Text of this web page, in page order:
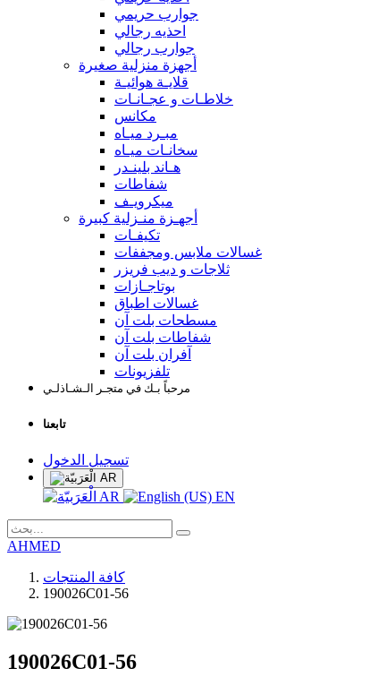
جوارب حريمي
احذيه رجالي
جوارب رجالي
أجهزة منزلية صغيرة
قلايـة هوائيـة
خلاطـات و عجـانـات
مكانس
مبـرد ميـاه
سخانـات ميـاه
هـاند بلينـدر
شفاطات
ميكرويـف
أجهـزة منـزلية كبيرة
تكيفـات
غسالات ملابس ومجففات
ثلاجات و ديب فريزر
بوتاجـازات
غسالات اطباق
مسطحات بلت آن
شفاطات بلت آن
آفران بلت آن
تلفزيونات
مرحباً بـك في متجـر الـشـاذلـي
تابعنا
تسجيل الدخول
AR
AR EN
AHMED
كافة المنتجات
190026C01-56
190026C01-56